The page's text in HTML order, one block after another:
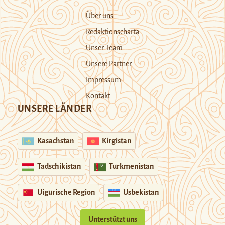
Über uns
Redaktionscharta
Unser Team
Unsere Partner
Impressum
Kontakt
UNSERE LÄNDER
Kasachstan Kirgistan
Tadschikistan Turkmenistan
Uigurische Region Usbekistan
Unterstützt uns